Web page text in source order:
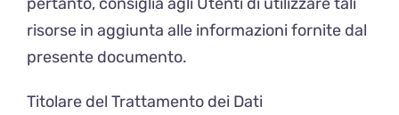
risorse in aggiunta alle informazioni fornite dal
presente documento.
Titolare del Trattamento dei Dati